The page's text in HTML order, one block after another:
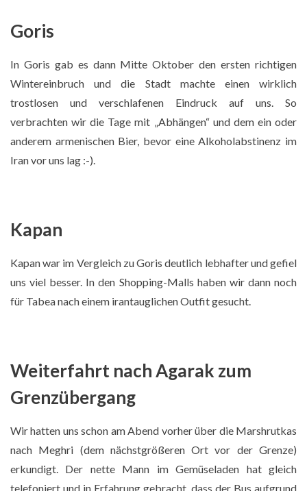
Zeltplatz in Yeghegnedzor
Campingküche
Goris
In Goris gab es dann Mitte Oktober den ersten richtigen
Wintereinbruch und die Stadt machte einen wirklich
trostlosen und verschlafenen Eindruck auf uns. So
verbrachten wir die Tage mit „Abhängen“ und dem ein oder
anderem armenischen Bier, bevor eine Alkoholabstinenz im
Iran vor uns lag :-).
Kapan
Kapan war im Vergleich zu Goris deutlich lebhafter und gefiel
uns viel besser. In den Shopping-Malls haben wir dann noch
für Tabea nach einem irantauglichen Outfit gesucht.
Weiterfahrt nach Agarak zum
Grenzübergang
Wir hatten uns schon am Abend vorher über die Marshrutkas
nach Meghri (dem nächstgrößeren Ort vor der Grenze)
erkundigt. Der nette Mann im Gemüseladen hat gleich
telefoniert und in Erfahrung gebracht, dass der Bus aufgrund